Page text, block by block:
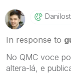
In response to
No QMC voce
altera-lá, e